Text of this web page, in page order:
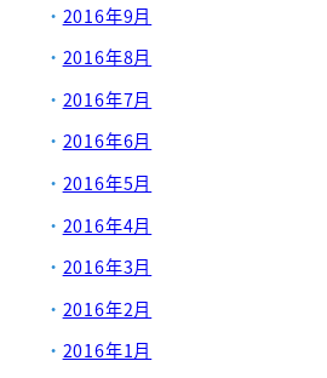
2016年9月
2016年8月
2016年7月
2016年6月
2016年5月
2016年4月
2016年3月
2016年2月
2016年1月